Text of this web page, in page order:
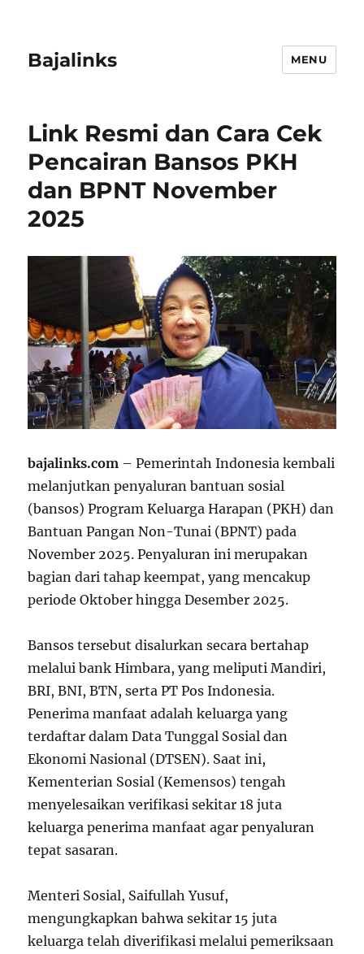
Bajalinks MENU
Link Resmi dan Cara Cek
Pencairan Bansos PKH
dan BPNT November
2025
bajalinks.com – Pemerintah Indonesia kembali
melanjutkan penyaluran bantuan sosial
(bansos) Program Keluarga Harapan (PKH) dan
Bantuan Pangan Non-Tunai (BPNT) pada
November 2025. Penyaluran ini merupakan
bagian dari tahap keempat, yang mencakup
periode Oktober hingga Desember 2025.
Bansos tersebut disalurkan secara bertahap
melalui bank Himbara, yang meliputi Mandiri,
BRI, BNI, BTN, serta PT Pos Indonesia.
Penerima manfaat adalah keluarga yang
terdaftar dalam Data Tunggal Sosial dan
Ekonomi Nasional (DTSEN). Saat ini,
Kementerian Sosial (Kemensos) tengah
menyelesaikan verifikasi sekitar 18 juta
keluarga penerima manfaat agar penyaluran
tepat sasaran.
Menteri Sosial, Saifullah Yusuf,
mengungkapkan bahwa sekitar 15 juta
keluarga telah diverifikasi melalui pemeriksaan